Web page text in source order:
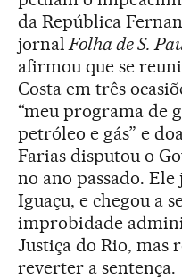
da República
jornalFolha de S.
afirmou que se
Costa em três
“meu programa de
petróleo e gás” e
Farias disputou o
no ano passado.
Iguaçu, e chegou a
improbidade
Justiça do Rio, mas
reverter a sentença.